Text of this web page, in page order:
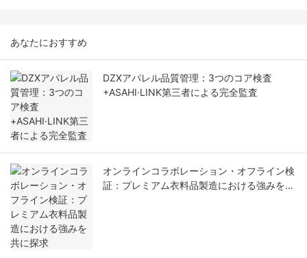
あなたにおすすめ
DZXアパレル品質管理：3つのコア検査
+ASAHI·LINK第三者による完全監査
オンラインコラボレーション・オフライン検
証：プレミアム衣料品製造における強みを共